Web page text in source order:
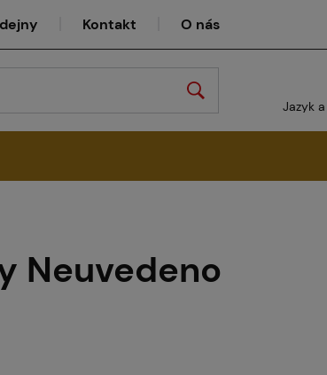
Kontakt O nás
Neuvedeno